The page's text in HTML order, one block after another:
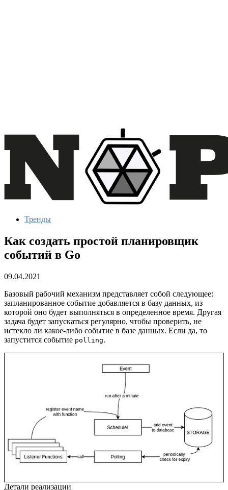
Тренды
Как создать простой планировщик
событий в Go
09.04.2021
Базовый рабочий механизм представляет собой следующее:
запланированное событие добавляется в базу данных, из
которой оно будет выполняться в определенное время. Другая
задача будет запускаться регулярно, чтобы проверить, не
истекло ли какое-либо событие в базе данных. Если да, то
запустится событие polling.
Детали реализации